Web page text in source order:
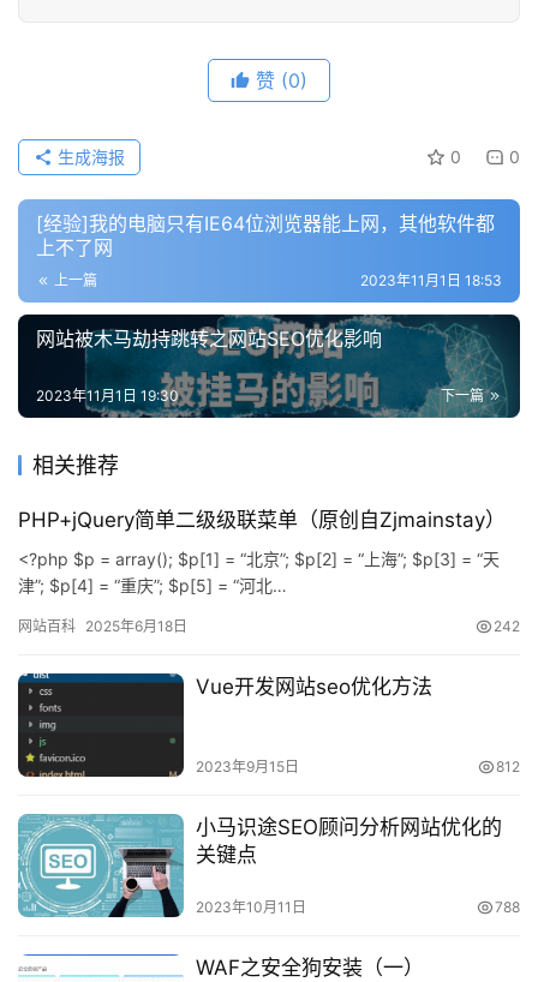
赞 (0)
0 0
生成海报
[经验]我的电脑只有IE64位浏览器能上网，其他软件都
上不了网
上一篇 2023年11月1日 18:53
网站被木马劫持跳转之网站SEO优化影响
下一篇
2023年11月1日 19:30
相关推荐
PHP+jQuery简单二级级联菜单（原创自Zjmainstay）
<?php $p = array(); $p[1] = “北京”; $p[2] = “上海”; $p[3] = “天
津”; $p[4] = “重庆”; $p[5] = “河北…
网站百科 2025年6月18日 242
Vue开发网站seo优化方法
2023年9月15日 812
小马识途SEO顾问分析网站优化的
关键点
2023年10月11日 788
WAF之安全狗安装（一）